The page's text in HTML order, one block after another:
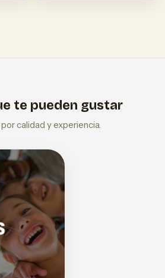
te pueden gustar
calidad y experiencia.